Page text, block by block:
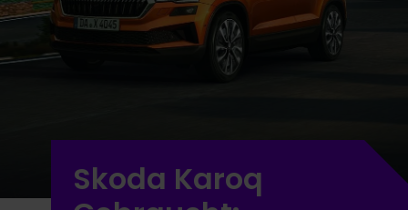
Skoda Karoq